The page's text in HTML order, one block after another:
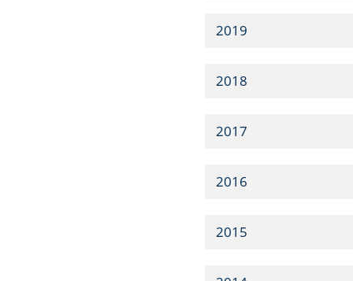
2019
2018
2017
2016
2015